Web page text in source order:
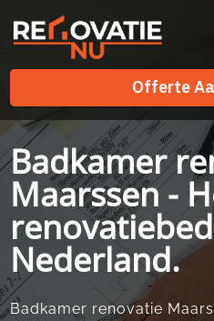
Offerte
Offerte
Badkamer
Maarssen -
Nederland.
Badkamer renovatie